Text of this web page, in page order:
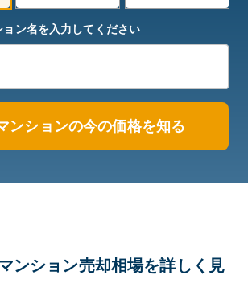
ョン名を入力してください
ンションの今の価格を知る
ンション売却相場を詳しく見